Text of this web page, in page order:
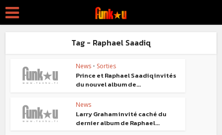
Tag - Raphael Saadiq
News • Sorties
Prince et Raphael Saadiq invités
du nouvel album de...
News
Larry Graham invité caché du
dernier album de Raphael...